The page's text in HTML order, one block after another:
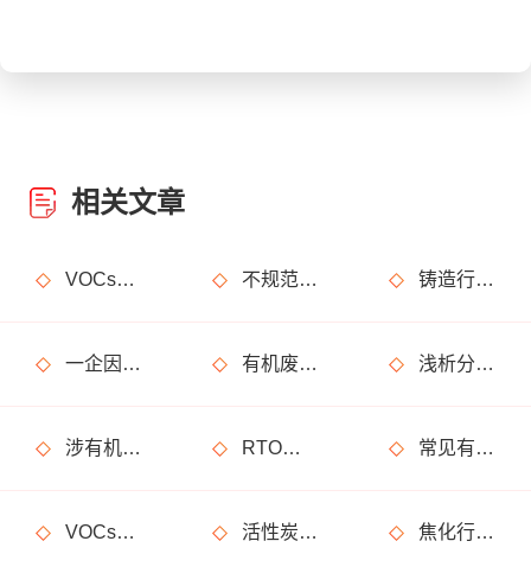
相关文章
VOCs主要包含哪些物质？ 不规范使用废气处理设备的法律后果 铸造行业废气处理设计
一企因非甲烷总烃超标获罚15万元 有机废气处理工程技术方案设计要点 浅析分子筛转轮常见问题及解决方法
涉有机废气产生车间、调漆间危险化学品使用管理要求 RTO废气处理装置典型问题隐患排查指南请收好！ 常见有机废气处理技术
VOCs废气治理设备督察检查要点 活性炭吸附废气处理系统设备部件简介 焦化行业有机废气特点